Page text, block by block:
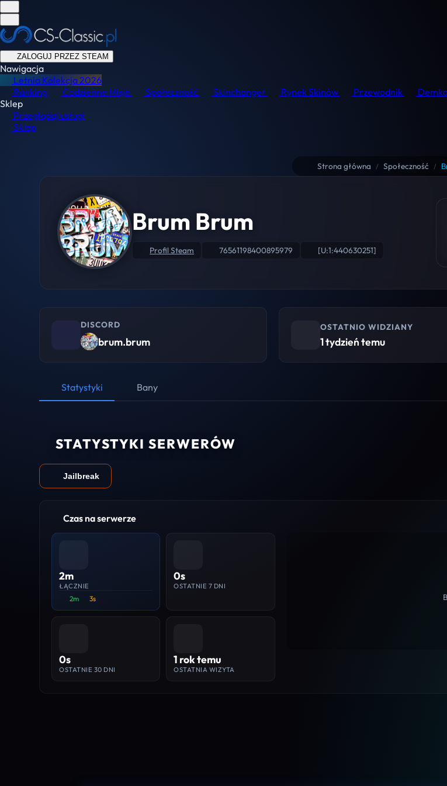
ZALOGUJ PRZEZ STEAM
Nawigacja
Letnia Kolekcja2026
Ranking
Codzienne Misje Społeczność Skinchanger Rynek Skinów Przewodnik
Sklep
Przeglądaj usługi
Sklep
Strona główna / Społeczność /
Brum Brum
Profil Steam 76561198400895979 [U:1:440630251]
DISCORD
brum.brum
OSTATNIO WIDZIANY
1 tydzień temu
Statystyki Bany
STATYSTYKI SERWERÓW
Jailbreak
Czas na serwerze
2m
ŁĄCZNIE
2m 3s
0s
OSTATNIE 7 DNI
0s
OSTATNIE 30 DNI
1 rok temu
OSTATNIA WIZYTA